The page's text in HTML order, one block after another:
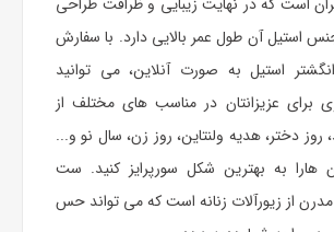
استیل آن طول عمر بالایی دارد. با سفارش
استیل به صورت آنلاین، می توانید
برای عزیزانتان در مناسب های مختلف از
روز دختر،هدیه ولنتاین، روز زن، سال نو و...
هارا به بهترین شکل سورپرایز کنید. ست
از زیورآلات زنانه است که می تواند حس